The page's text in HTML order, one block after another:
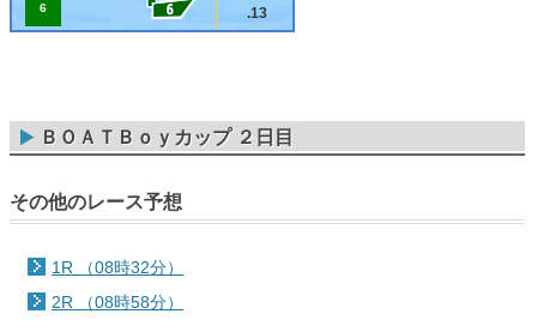
6 .13
ＢＯＡＴＢｏｙカップ ２日目
その他のレース予想
1R （08時32分）
2R （08時58分）